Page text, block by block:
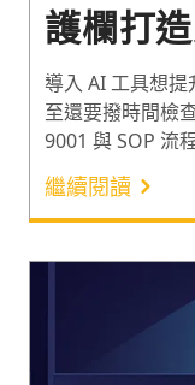
護欄打
導入 AI 工具想
至還要撥時間檢
9001 與 SOP 流
入 AI 工具的「
可運用的離線 AI
是企業導入 AI
工作流，讓 AI
繼續閱讀